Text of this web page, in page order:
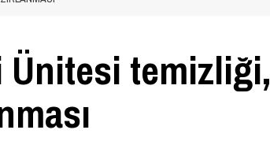
Ünitesi temizliği,